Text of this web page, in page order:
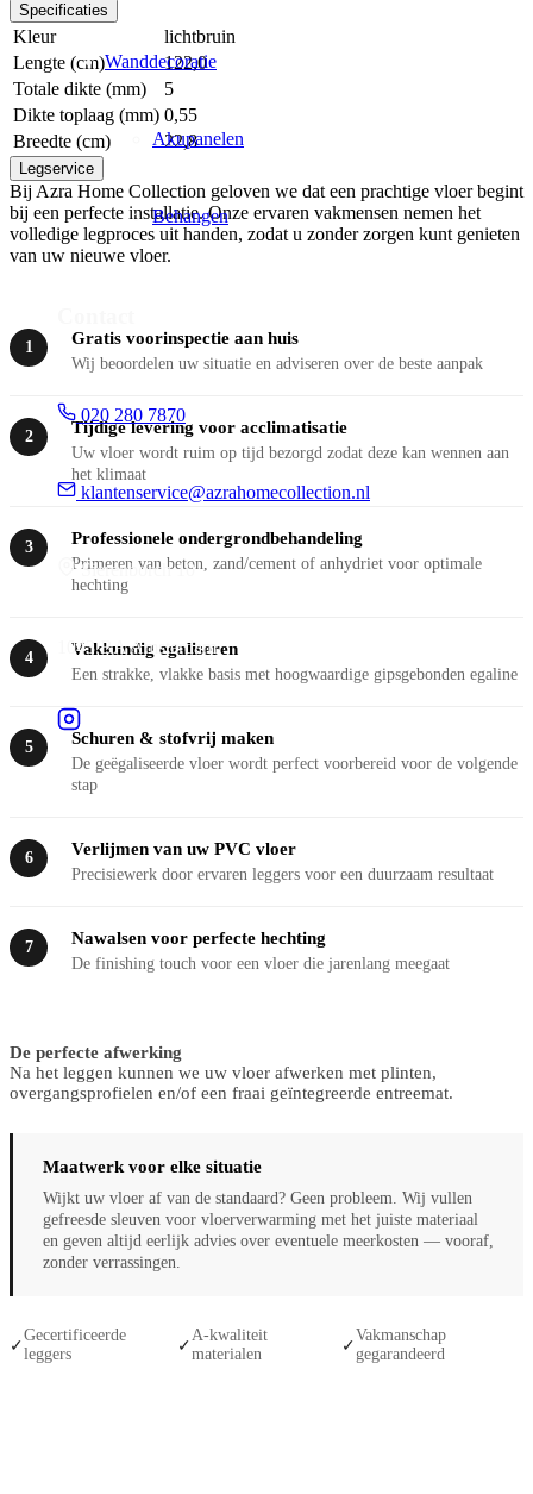
Wanddecoratie
Akupanelen
Behangen
020 280 7870
klantenservice@azrahomecollection.nl
Sierenborch 10
1043 BA Amsterdam
Specificaties
Kleur
lichtbruin
Lengte (cm)
122,0
Totale dikte (mm)
5
Dikte toplaag (mm) 0,55
Breedte (cm)
22,8
Legservice
Bij Azra Home Collection geloven we dat een prachtige vloer begint
bij een perfecte installatie. Onze ervaren vakmensen nemen het
volledige legproces uit handen, zodat u zonder zorgen kunt genieten
van uw nieuwe vloer.
1 Gratis voorinspectie aan huis
Wij beoordelen uw situatie en adviseren over de beste aanpak
2 Tijdige levering voor acclimatisatie
Uw vloer wordt ruim op tijd bezorgd zodat deze kan wennen aan
het klimaat
3 Professionele ondergrondbehandeling
Primeren van beton, zand/cement of anhydriet voor optimale
hechting
4 Vakkundig egaliseren
Een strakke, vlakke basis met hoogwaardige gipsgebonden egaline
5 Schuren & stofvrij maken
De geëgaliseerde vloer wordt perfect voorbereid voor de volgende
stap
6 Verlijmen van uw PVC vloer
Precisiewerk door ervaren leggers voor een duurzaam resultaat
7 Nawalsen voor perfecte hechting
De finishing touch voor een vloer die jarenlang meegaat
De perfecte afwerking
Na het leggen kunnen we uw vloer afwerken met plinten,
overgangsprofielen en/of een fraai geïntegreerde entreemat.
Maatwerk voor elke situatie
Wijkt uw vloer af van de standaard? Geen probleem. Wij vullen
gefreesde sleuven voor vloerverwarming met het juiste materiaal
en geven altijd eerlijk advies over eventuele meerkosten — vooraf,
zonder verrassingen.
✓
Gecertificeerde
leggers
✓
A-kwaliteit
materialen
✓
Vakmanschap
gegarandeerd